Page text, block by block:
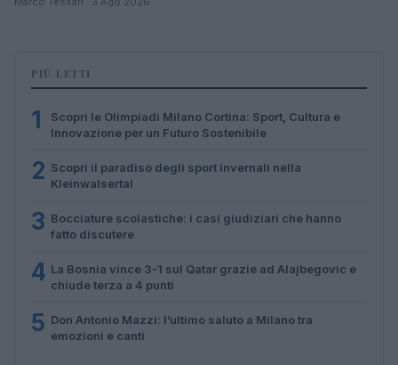
PIÙ LETTI
1
Scopri le Olimpiadi Milano Cortina: Sport, Cultura e
Innovazione per un Futuro Sostenibile
2 Scopri il paradiso degli sport invernali nella
Kleinwalsertal
3 Bocciature scolastiche: i casi giudiziari che hanno
fatto discutere
4 La Bosnia vince 3-1 sul Qatar grazie ad Alajbegovic e
chiude terza a 4 punti
5 Don Antonio Mazzi: l’ultimo saluto a Milano tra
emozioni e canti